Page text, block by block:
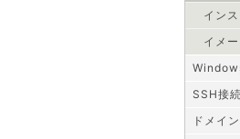
イン
イメ
SSH接続
ドメイン